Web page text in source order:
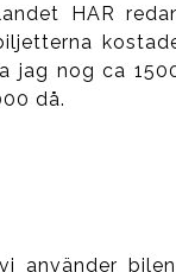
HAR
jag nog ca
då.
använder